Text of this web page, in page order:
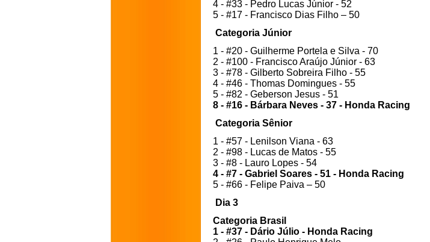
4 - #33 - Pedro Lucas Júnior - 52
5 - #17 - Francisco Dias Filho – 50
Categoria Júnior
1 - #20 - Guilherme Portela e Silva - 70
2 - #100 - Francisco Araújo Júnior - 63
3 - #78 - Gilberto Sobreira Filho - 55
4 - #46 - Thomas Domingues - 55
5 - #82 - Geberson Jesus - 51
8 - #16 - Bárbara Neves - 37 - Honda Racing
Categoria Sênior
1 - #57 - Lenilson Viana - 63
2 - #98 - Lucas de Matos - 55
3 - #8 - Lauro Lopes - 54
4 - #7 - Gabriel Soares - 51 - Honda Racing
5 - #66 - Felipe Paiva – 50
Dia 3
Categoria Brasil
1 - #37 - Dário Júlio - Honda Racing